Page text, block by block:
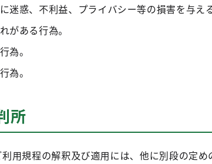
迷惑、不利益、プライバシー等の損害を与え
がある行為。
為。
為。
所
用規程の解釈及び適用には、他に別段の定